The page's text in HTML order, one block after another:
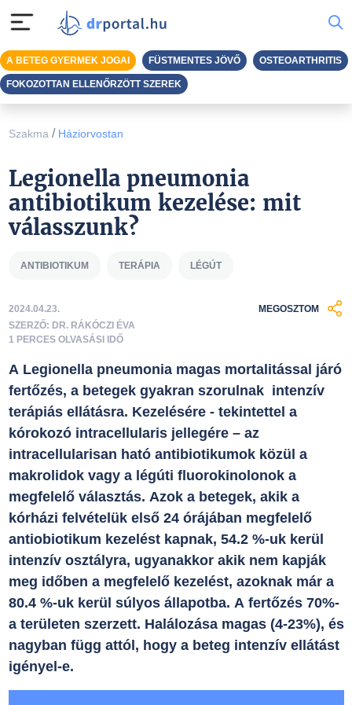
Szakma / Háziorvostan
Legionella pneumonia
antibiotikum kezelése: mit
válasszunk?
ANTIBIOTIKUM TERÁPIA LÉGÚT
2024.04.23.
SZERZŐ: DR. RÁKÓCZI ÉVA
1 PERCES OLVASÁSI IDŐ
MEGOSZTOM
A Legionella pneumonia magas mortalitással járó
fertőzés, a betegek gyakran szorulnak intenzív
terápiás ellátásra. Kezelésére - tekintettel a
kórokozó intracellularis jellegére – az
intracellularisan ható antibiotikumok közül a
makrolidok vagy a légúti fluorokinolonok a
megfelelő választás. Azok a betegek, akik a
kórházi felvételük első 24 órájában megfelelő
antiobiotikum kezelést kapnak, 54.2 %-uk kerül
intenzív osztályra, ugyanakkor akik nem kapják
meg időben a megfelelő kezelést, azoknak már a
80.4 %-uk kerül súlyos állapotba. A fertőzés 70%-
a területen szerzett. Halálozása magas (4-23%), és
nagyban függ attól, hogy a beteg intenzív ellátást
igényel-e.
A BETEG GYERMEK JOGAI FÜSTMENTES JÖVŐ OSTEOARTHRITIS
FOKOZOTTAN ELLENŐRZÖTT SZEREK